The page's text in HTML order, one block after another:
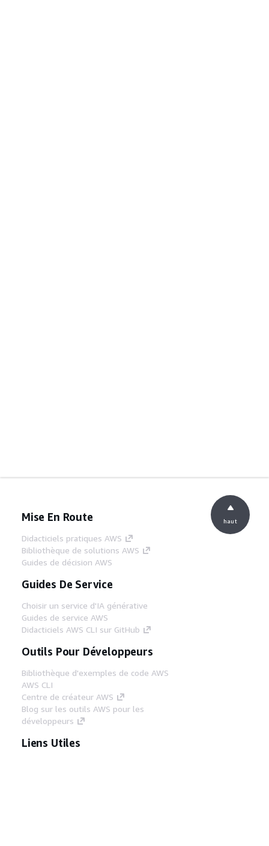
Mise En Route
Didacticiels pratiques AWS
Bibliothèque de solutions AWS
Guides de décision AWS
Guides De Service
Choisir un service d'IA générative
Guides de service AWS
Didacticiels AWS CLI sur GitHub
Outils Pour Développeurs
Bibliothèque d'exemples de code AWS
AWS CLI
Centre de créateur AWS
Blog sur les outils AWS pour les
développeurs
Liens Utiles
haut